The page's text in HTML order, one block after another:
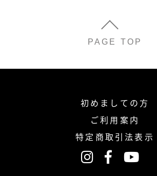
PAGE TOP
初めましての方
ご利用案内
特定商取引法表示